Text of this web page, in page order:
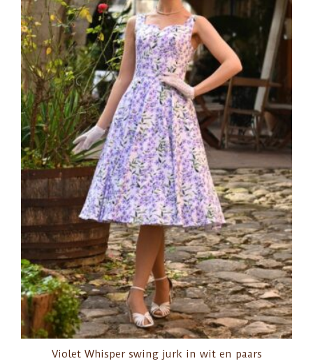
Violet Whisper swing jurk in wit en paars